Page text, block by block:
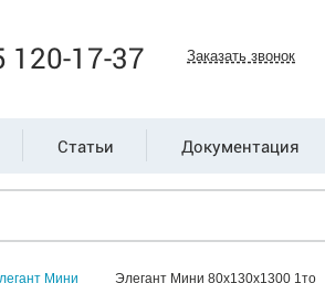
120-17-37 Заказать звонок
Статьи Документация
Мини Элегант Мини 80x130x1300 1то